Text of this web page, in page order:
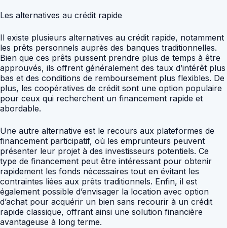
Les alternatives au crédit rapide
Il existe plusieurs alternatives au crédit rapide, notamment
les prêts personnels auprès des banques traditionnelles.
Bien que ces prêts puissent prendre plus de temps à être
approuvés, ils offrent généralement des taux d’intérêt plus
bas et des conditions de remboursement plus flexibles. De
plus, les coopératives de crédit sont une option populaire
pour ceux qui recherchent un financement rapide et
abordable.
Une autre alternative est le recours aux plateformes de
financement participatif, où les emprunteurs peuvent
présenter leur projet à des investisseurs potentiels. Ce
type de financement peut être intéressant pour obtenir
rapidement les fonds nécessaires tout en évitant les
contraintes liées aux prêts traditionnels. Enfin, il est
également possible d’envisager la location avec option
d’achat pour acquérir un bien sans recourir à un crédit
rapide classique, offrant ainsi une solution financière
avantageuse à long terme.